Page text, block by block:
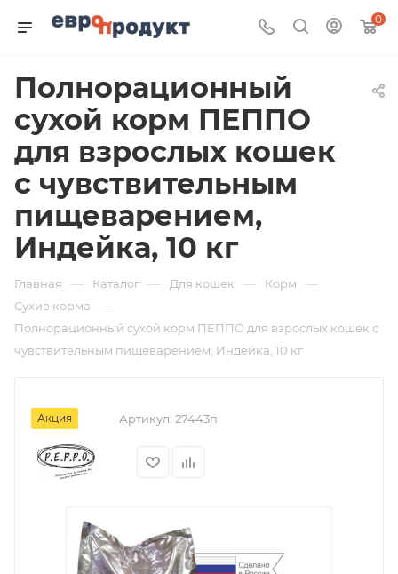
0
Полнорационный
сухой корм ПЕППО
для взрослых кошек
с чувствительным
пищеварением,
Индейка, 10 кг
Главная — Каталог — Для кошек — Корм —
Сухие корма —
Полнорационный сухой корм ПЕППО для взрослых кошек с
чувствительным пищеварением, Индейка, 10 кг
Акция Артикул: 27443п